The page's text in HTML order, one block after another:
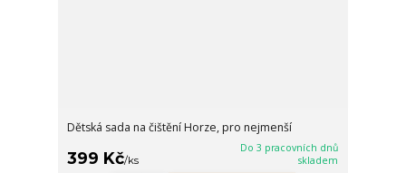
Dětská sada na čištění Horze, pro nejmenší
399 Kč/ks
Do 3 pracovních dnů
skladem